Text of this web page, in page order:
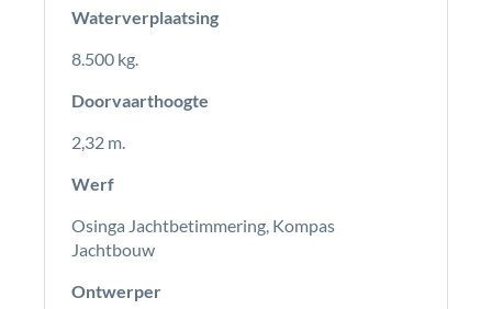
Waterverplaatsing
8.500 kg.
Doorvaarthoogte
2,32 m.
Werf
Osinga Jachtbetimmering, Kompas
Jachtbouw
Ontwerper